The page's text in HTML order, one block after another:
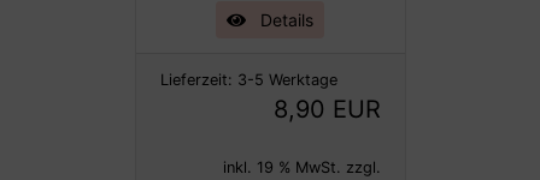
Details
Lieferzeit: 3-5 Werktage
8,90 EUR
inkl. 19 % MwSt. zzgl.